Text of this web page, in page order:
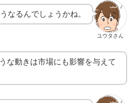
ユウタさん
なるんでしょうかね。
な動きは市場にも影響を与えて